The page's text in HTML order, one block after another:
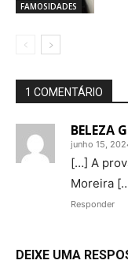
FAMOSIDADES
1 COMENTÁRIO
BELEZA
junho 15,
[…] A
Moreira
Responder
DEIXE UMA